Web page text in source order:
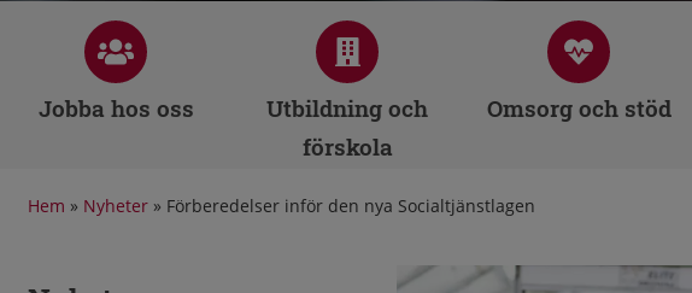
Jobba hos oss
Utbildning och
förskola
Omsorg och stöd
Hem » Nyheter » Förberedelser inför den nya Socialtjänstlagen